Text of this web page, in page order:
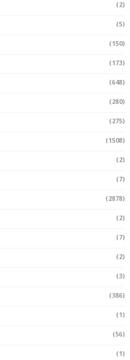
(2)
(5)
(150)
(173)
(648)
(280)
(275)
(1508)
(2)
(7)
(2878)
(2)
(7)
(2)
(3)
(386)
(1)
(56)
(1)